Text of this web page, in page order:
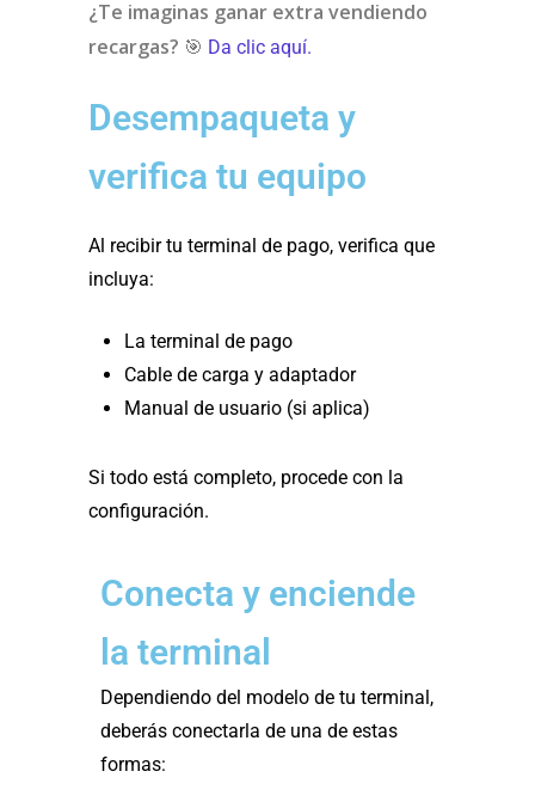
¿Te imaginas ganar extra vendiendo
recargas? 🎯 Da clic aquí.
Desempaqueta y
verifica tu equipo
Al recibir tu terminal de pago, verifica que
incluya:
La terminal de pago
Cable de carga y adaptador
Manual de usuario (si aplica)
Si todo está completo, procede con la
configuración.
Conecta y enciende
la terminal
Dependiendo del modelo de tu terminal,
deberás conectarla de una de estas
formas: